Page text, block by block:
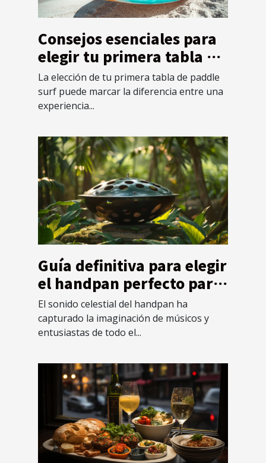
Consejos esenciales para
elegir tu primera tabla de
paddle surf
La elección de tu primera tabla de paddle
surf puede marcar la diferencia entre una
experiencia...
Guía definitiva para elegir
el handpan perfecto para
principiantes
El sonido celestial del handpan ha
capturado la imaginación de músicos y
entusiastas de todo el...